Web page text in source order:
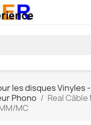
les disques Vinyles
Phono
Real Câble
MC